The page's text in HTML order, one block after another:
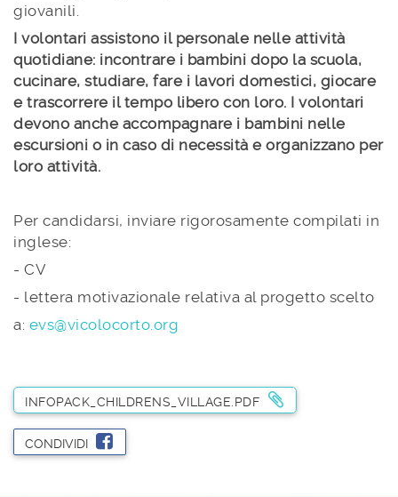
giovanili.
I volontari assistono il personale nelle attività
quotidiane: incontrare i bambini dopo la scuola,
cucinare, studiare, fare i lavori domestici, giocare
e trascorrere il tempo libero con loro. I volontari
devono anche accompagnare i bambini nelle
escursioni o in caso di necessità e organizzano per
loro attività.
Per candidarsi, inviare rigorosamente compilati in
inglese:
- CV
- lettera motivazionale relativa al progetto scelto
a: evs@vicolocorto.org
INFOPACK_CHILDRENS_VILLAGE.PDF
CONDIVIDI